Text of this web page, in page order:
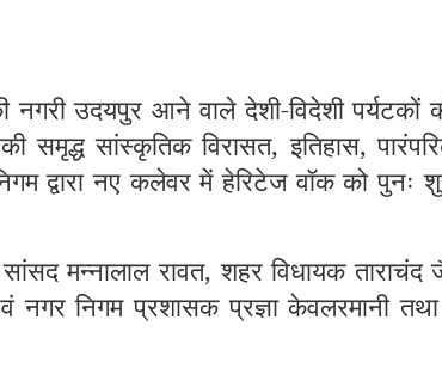
उदयपुर आने वाले देशी-विदेशी पर्यटकों
सांस्कृतिक विरासत, इतिहास,
द्वारा नए कलेवर में हेरिटेज वॉक को पुनः
मन्नालाल रावत, शहर विधायक ताराचंद
निगम प्रशासक प्रज्ञा केवलरमानी